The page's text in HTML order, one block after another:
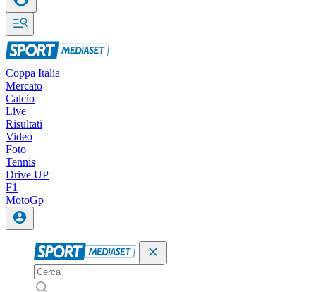
Coppa Italia
Mercato
Calcio
Live
Risultati
Video
Foto
Tennis
Drive UP
F1
MotoGp